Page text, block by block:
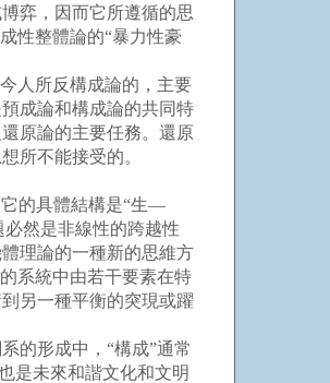
弈，因而它所遵循的思
性整體論的“暴力性豪
人所反構成論的，主要
成論和構成論的共同特
原論的主要任務。還原
所不能接受的。
的具體結構是“生—
然是非線性的跨越性
理論的一種新的思維方
系統中由若干要素在特
另一種平衡的突現或躍
的形成中，“構成”通常
是未來和諧文化和文明